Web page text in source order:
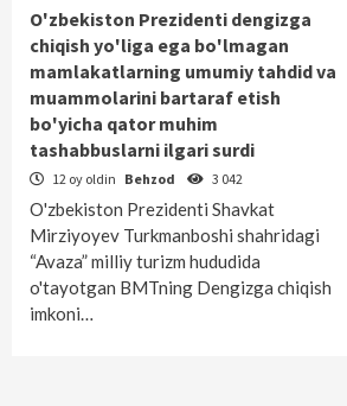
O'zbekiston Prezidenti dengizga
chiqish yo'liga ega bo'lmagan
mamlakatlarning umumiy tahdid va
muammolarini bartaraf etish
bo'yicha qator muhim
tashabbuslarni ilgari surdi
12 oy oldin Behzod 3 042
O'zbekiston Prezidenti Shavkat
Mirziyoyev Turkmanboshi shahridagi
“Avaza” milliy turizm hududida
o'tayotgan BMTning Dengizga chiqish
imkoni…